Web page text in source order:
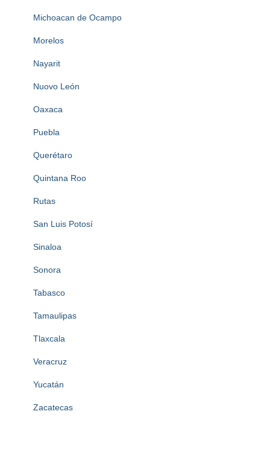
Michoacan de Ocampo
Morelos
Nayarit
Nuovo León
Oaxaca
Puebla
Querétaro
Quintana Roo
Rutas
San Luis Potosí
Sinaloa
Sonora
Tabasco
Tamaulipas
Tlaxcala
Veracruz
Yucatán
Zacatecas